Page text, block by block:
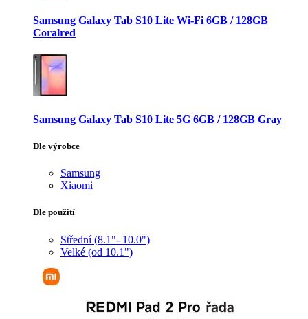
Samsung Galaxy Tab S10 Lite Wi-Fi 6GB / 128GB
Coralred
Samsung Galaxy Tab S10 Lite 5G 6GB / 128GB Gray
Dle výrobce
Samsung
Xiaomi
Dle použití
Střední (8.1"- 10.0")
Velké (od 10.1")